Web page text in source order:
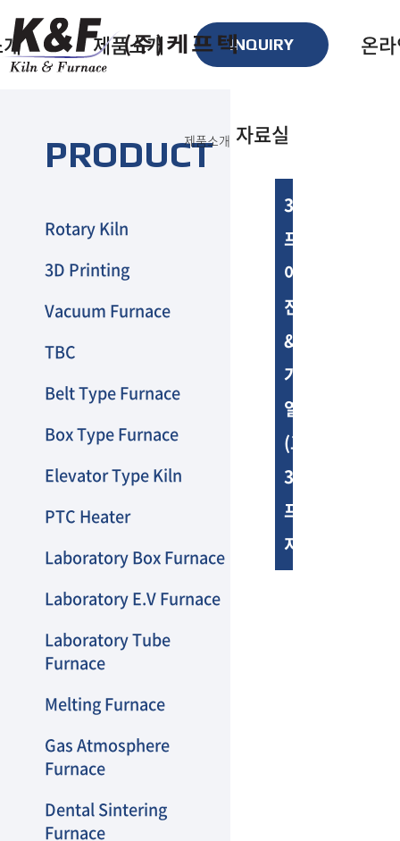
서브 내용 영역 바로가기
제품소개
3D Printing
PTC Heater
기술
자료실
온
INQUIRY
PRODUCT
Rotary Kiln
3D Printing
Vacuum Furnace
TBC
Belt Type Furnace
Box Type Furnace
Elevator Type Kiln
PTC Heater
Laboratory Box Furnace
Laboratory E.V Furnace
Laboratory Tube
Furnace
Melting Furnace
Gas Atmosphere
Furnace
Dental Sintering
Furnace
제품소개
3D
프린팅
어닐링
진공
&
가스
열처리로
(교통대
3D
프린팅
지원센터)